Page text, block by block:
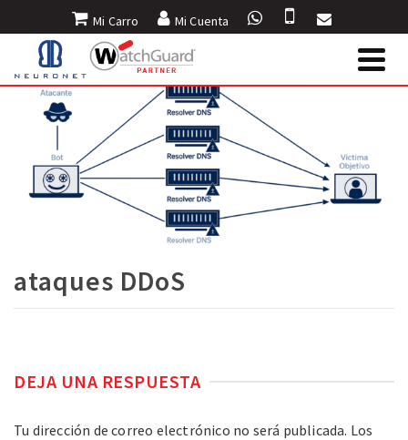
Mi Carro Mi Cuenta
ataques DDoS
DEJA UNA RESPUESTA
Tu dirección de correo electrónico no será publicada. Los